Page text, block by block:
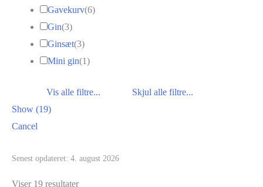
Gavekurv(6)
Gin(3)
Ginsæt(3)
Mini gin(1)
Show (19)
Cancel
Senest opdateret: 4. august 2026
Viser 19 resultater